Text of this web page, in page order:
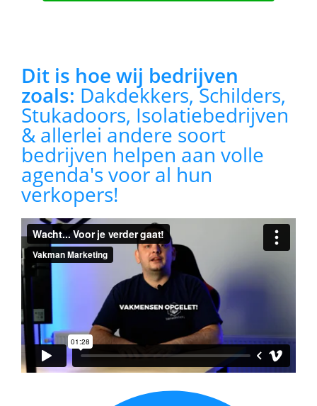
Dit is hoe wij bedrijven
zoals: Dakdekkers, Schilders,
Stukadoors, Isolatiebedrijven
& allerlei andere soort
bedrijven helpen aan volle
agenda's voor al hun
verkopers!